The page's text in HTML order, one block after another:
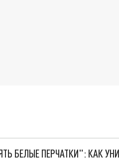
БЕЛЫЕ ПЕРЧАТКИ": КАК